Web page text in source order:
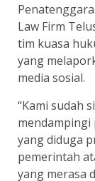
Law Firm
tim kuasa
yang
media sosial.
“Kami sudah
mendampingi
yang diduga
pemerintah
yang merasa